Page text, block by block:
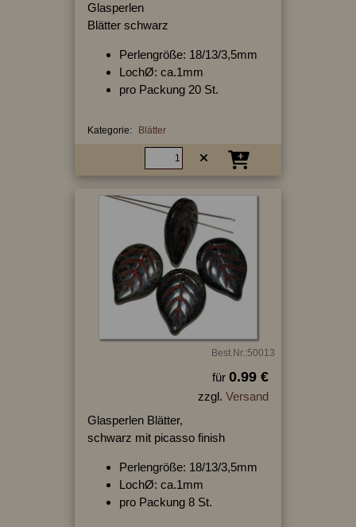
Glasperlen
Blätter schwarz
Perlengröße: 18/13/3,5mm
LochØ: ca.1mm
pro Packung 20 St.
Kategorie: Blätter
Best.Nr.:50013
für 0.99 €
zzgl. Versand
Glasperlen Blätter,
schwarz mit picasso finish
Perlengröße: 18/13/3,5mm
LochØ: ca.1mm
pro Packung 8 St.